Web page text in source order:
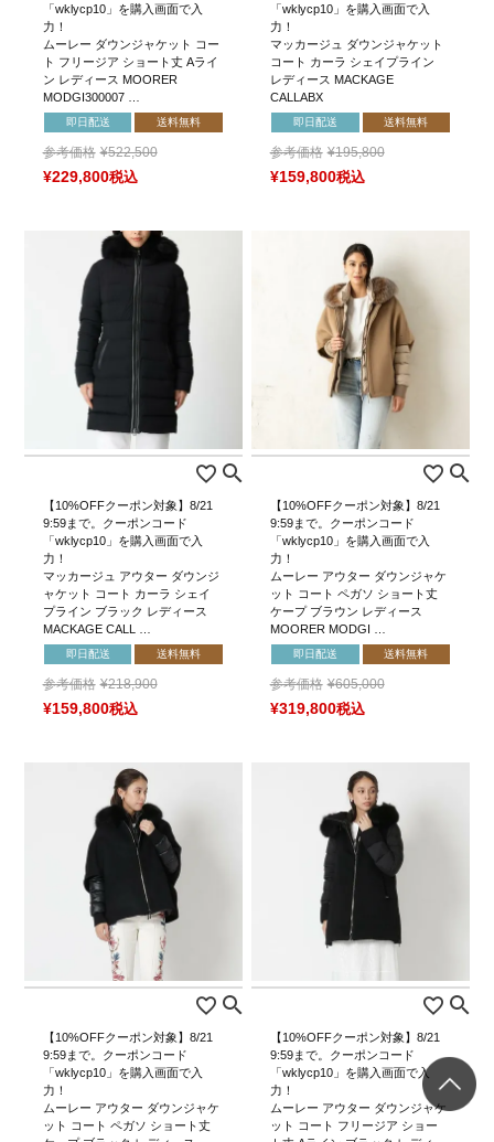
「wklycp10」を購入画面で入
力！
ムーレー ダウンジャケット コー
ト フリージア ショート丈 Aライ
ン レディース MOORER
MODGI300007 …
即日配送 送料無料
参考価格 ¥522,500
¥229,800税込
「wklycp10」を購入画面で入
力！
マッカージュ ダウンジャケット
コート カーラ シェイプライン
レディース MACKAGE
CALLABX
即日配送 送料無料
参考価格 ¥195,800
¥159,800税込
【10%OFFクーポン対象】8/21
9:59まで。クーポンコード
「wklycp10」を購入画面で入
力！
マッカージュ アウター ダウンジ
ャケット コート カーラ シェイ
プライン ブラック レディース
MACKAGE CALL …
即日配送 送料無料
参考価格 ¥218,900
¥159,800税込
【10%OFFクーポン対象】8/21
9:59まで。クーポンコード
「wklycp10」を購入画面で入
力！
ムーレー アウター ダウンジャケ
ット コート ペガソ ショート丈
ケープ ブラウン レディース
MOORER MODGI …
即日配送 送料無料
参考価格 ¥605,000
¥319,800税込
【10%OFFクーポン対象】8/21
9:59まで。クーポンコード
「wklycp10」を購入画面で入
力！
ムーレー アウター ダウンジャケ
ット コート ペガソ ショート丈
【10%OFFクーポン対象】8/21
9:59まで。クーポンコード
「wklycp10」を購入画面で入
力！
ムーレー アウター ダウンジャケ
ット コート フリージア ショー